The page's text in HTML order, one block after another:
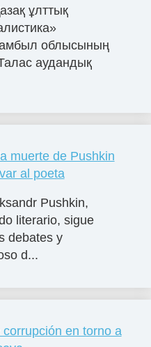
ұлттық
облысының
аудандық
muerte de Pushkin
al poeta
Pushkin,
literario, sigue
debates y
d...
en torno a